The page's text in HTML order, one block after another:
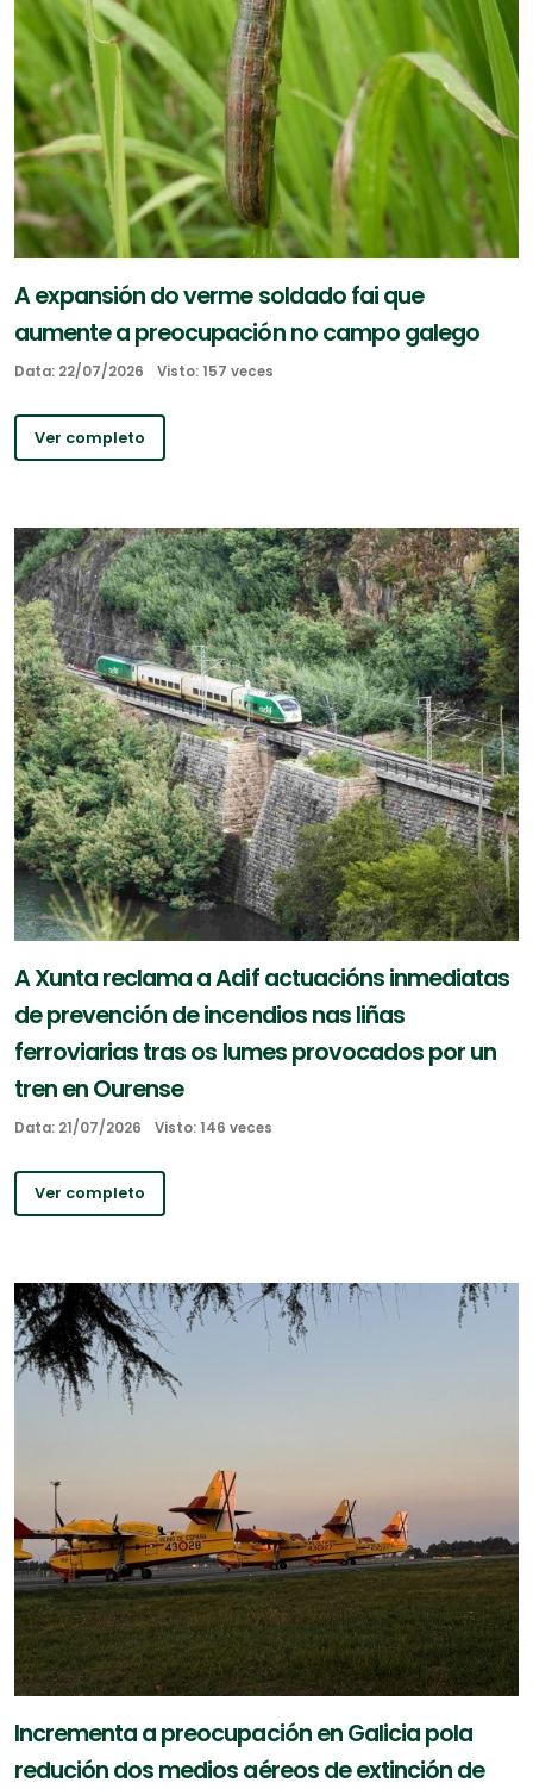
A expansión do verme soldado fai que
aumente a preocupación no campo galego
Data: 22/07/2026 Visto: 157 veces
Ver completo
A Xunta reclama a Adif actuacións inmediatas
de prevención de incendios nas liñas
ferroviarias tras os lumes provocados por un
tren en Ourense
Data: 21/07/2026 Visto: 146 veces
Ver completo
Incrementa a preocupación en Galicia pola
redución dos medios aéreos de extinción de